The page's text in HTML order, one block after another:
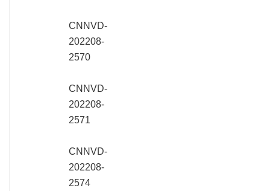
CNNVD-
202208-
2570
CNNVD-
202208-
2571
CNNVD-
202208-
2574